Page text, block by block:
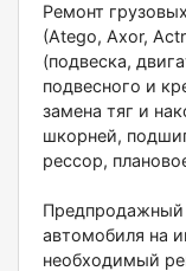
Pемонт
(Atеgo, Aхor,
(подвecка,
подвесного и
замена тяг и
шкорней,
рессор,
автомобиля на
необходимый